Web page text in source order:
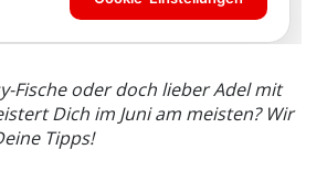
Fische oder doch lieber Adel mit
Dich im Juni am meisten? Wir
Tipps!